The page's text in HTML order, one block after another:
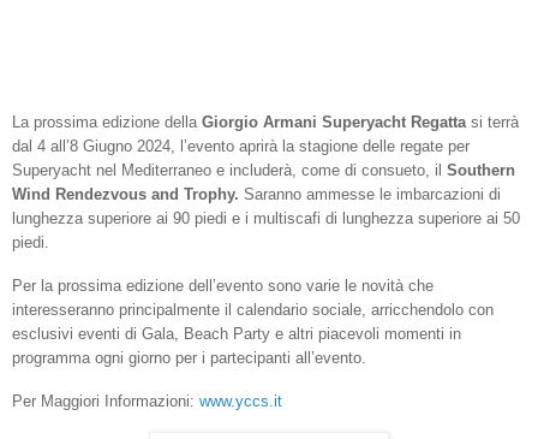
La prossima edizione della Giorgio Armani Superyacht Regattasi terrà
dal 4 all’8 Giugno 2024, l’evento aprirà la stagione delle regate per
Superyacht nel Mediterraneo e includerà, come di consueto, il Southern
Wind Rendezvous and Trophy. Saranno ammesse le imbarcazioni di
lunghezza superiore ai 90 piedi e i multiscafi di lunghezza superiore ai 50
piedi.
Per la prossima edizione dell’evento sono varie le novità che
interesseranno principalmente il calendario sociale, arricchendolo con
esclusivi eventi di Gala, Beach Party e altri piacevoli momenti in
programma ogni giorno per i partecipanti all’evento.
Per Maggiori Informazioni: www.yccs.it